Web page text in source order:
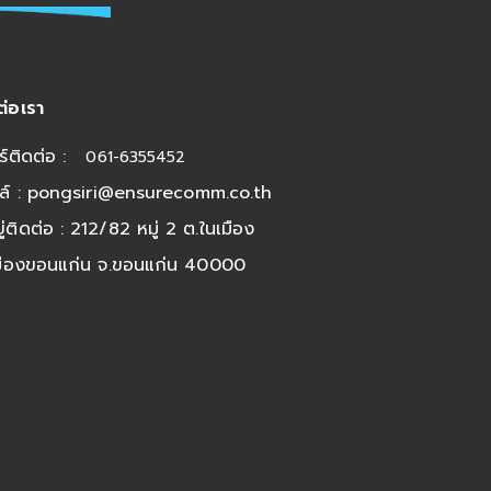
เรา
ร์ติดต่อ :061-6355452
: pongsiri@ensurecomm.co.th
ติดต่อ : 212/82 หมู่ 2 ต.ในเมือง
องขอนแก่น จ.ขอนแก่น 40000